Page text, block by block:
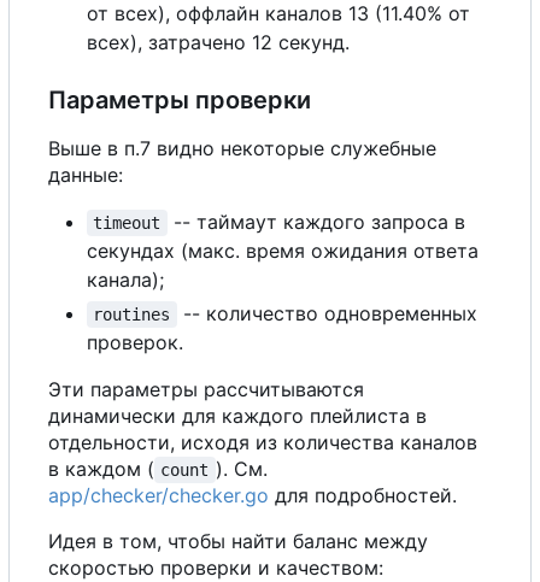
от всех), оффлайн каналов 13 (11.40% от
всех), затрачено 12 секунд.
Параметры проверки
Выше в п.7 видно некоторые служебные
данные:
timeout
-- таймаут каждого запроса в
секундах (макс. время ожидания ответа
канала);
routines
-- количество одновременных
проверок.
Эти параметры рассчитываются
динамически для каждого плейлиста в
отдельности, исходя из количества каналов
в каждом ( count ). См.
app/checker/checker.go для подробностей.
Идея в том, чтобы найти баланс между
скоростью проверки и качеством: